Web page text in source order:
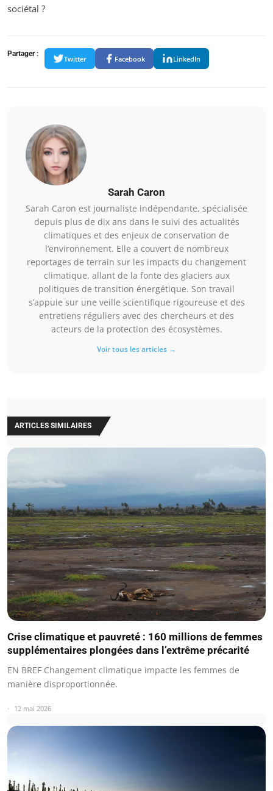
sociétal ?
Partager :
Twitter Facebook LinkedIn
Sarah Caron
Sarah Caron est journaliste indépendante, spécialisée
depuis plus de dix ans dans le suivi des actualités
climatiques et des enjeux de conservation de
l’environnement. Elle a couvert de nombreux
reportages de terrain sur les impacts du changement
climatique, allant de la fonte des glaciers aux
politiques de transition énergétique. Son travail
s’appuie sur une veille scientifique rigoureuse et des
entretiens réguliers avec des chercheurs et des
acteurs de la protection des écosystèmes.
Voir tous les articles →
ARTICLES SIMILAIRES
Crise climatique et pauvreté : 160 millions de femmes
supplémentaires plongées dans l’extrême précarité
EN BREF Changement climatique impacte les femmes de
manière disproportionnée.
12 mai 2026